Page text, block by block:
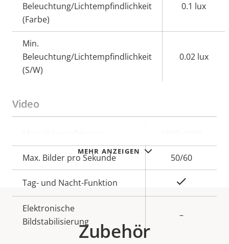
MEHR ANZEIGEN
Beleuchtung/Lichtempfindlichkeit
(Farbe)
0.1 lux
Min.
Beleuchtung/Lichtempfindlichkeit
(S/W)
0.02 lux
Video
Max. Bilder pro Sekunde 50/60
Tag- und Nacht-Funktion
Elektronische
Bildstabilisierung
–
Zubehör